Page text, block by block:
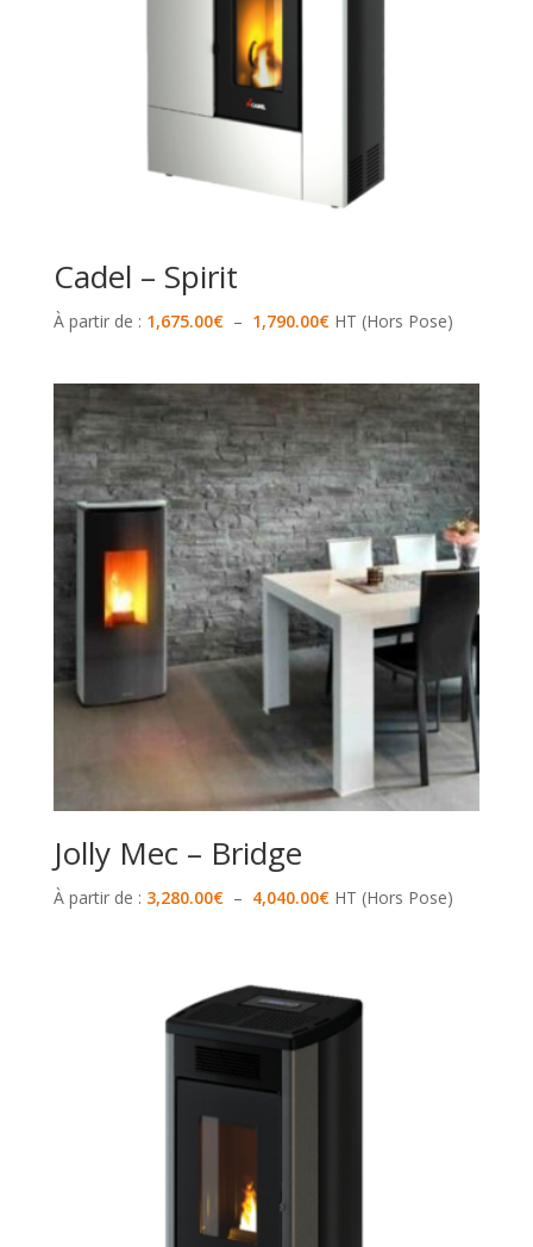
Cadel – Spirit
À partir de : 1,675.00€ – 1,790.00€Plage
1,675.00€
à
1,790.00€
HT (Hors Pose)
Jolly Mec – Bridge
À partir de : 3,280.00€ – 4,040.00€Plage
à
4,040.00€
HT (Hors Pose)